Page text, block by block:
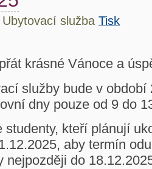
služba Tisk
krásné Vánoce a
služby bude v období
dny pouze od 9 do
studenty, kteří plánují
aby termín
nejpozději do